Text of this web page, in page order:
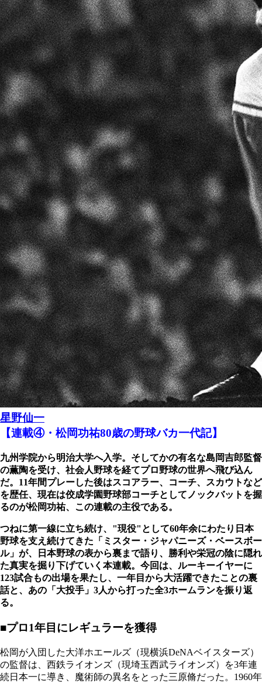
星野仙一
【連載④・松岡功祐80歳の野球バカ一代記】
九州学院から明治大学へ入学。そしてかの有名な島岡吉郎監督
の薫陶を受け、社会人野球を経てプロ野球の世界へ飛び込ん
だ。11年間プレーした後はスコアラー、コーチ、スカウトなど
を歴任、現在は佼成学園野球部コーチとしてノックバットを握
るのが松岡功祐、この連載の主役である。
つねに第一線に立ち続け、"現役"として60年余にわたり日本
野球を支え続けてきた「ミスター・ジャパニーズ・ベースボー
ル」が、日本野球の表から裏まで語り、勝利や栄冠の陰に隠れ
た真実を掘り下げていく本連載。今回は、ルーキーイヤーに
123試合もの出場を果たし、一年目から大活躍できたことの裏
話と、あの「大投手」3人から打った全3ホームランを振り返
る。
■プロ1年目にレギュラーを獲得
松岡が入団した大洋ホエールズ（現横浜DeNAベイスターズ）
の監督は、西鉄ライオンズ（現埼玉西武ライオンズ）を3年連
続日本一に導き、魔術師の異名をとった三原脩だった。1960年